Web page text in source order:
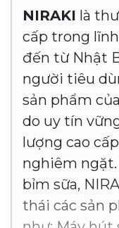
NIRAKI là
cấp trong
đến từ Nhật
người tiêu
sản phẩm
do uy tín
lượng cao
nghiêm
bỉm sữa,
thái các sản